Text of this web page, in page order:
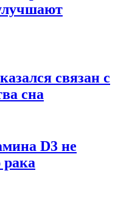
связан с
сна
D3 не